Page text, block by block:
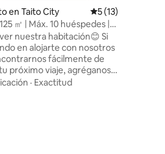
5, 270 reseñas
en Taito City Calificación
5 (13)
㎡ | Máx. 10 huéspedes |
minnuestra habitación😊 Si
en alojarte con nosotros
fácilmente de
próximo viaje, agréganos a
privado
· Exactitud